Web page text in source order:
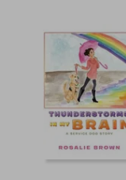
5%
dcto.